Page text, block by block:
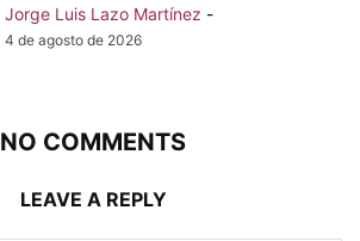
Jorge Luis Lazo Martínez -
4 de agosto de 2026
NO COMMENTS
LEAVE A REPLY